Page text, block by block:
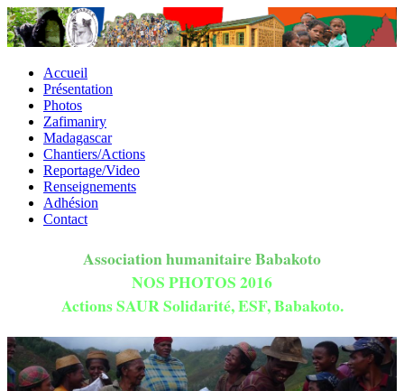
Accueil
Présentation
Photos
Zafimaniry
Madagascar
Chantiers/Actions
Reportage/Video
Renseignements
Adhésion
Contact
Association humanitaire Babakoto
NOS PHOTOS 2016
Actions SAUR Solidarité, ESF, Babakoto.